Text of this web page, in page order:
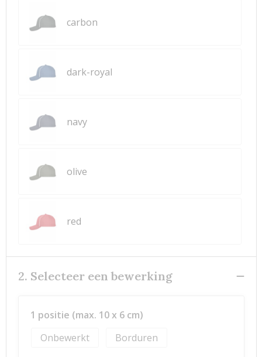
carbon
dark-royal
navy
olive
red
2. Selecteer een bewerking
1 positie (max. 10 x 6 cm)
Onbewerkt
Borduren